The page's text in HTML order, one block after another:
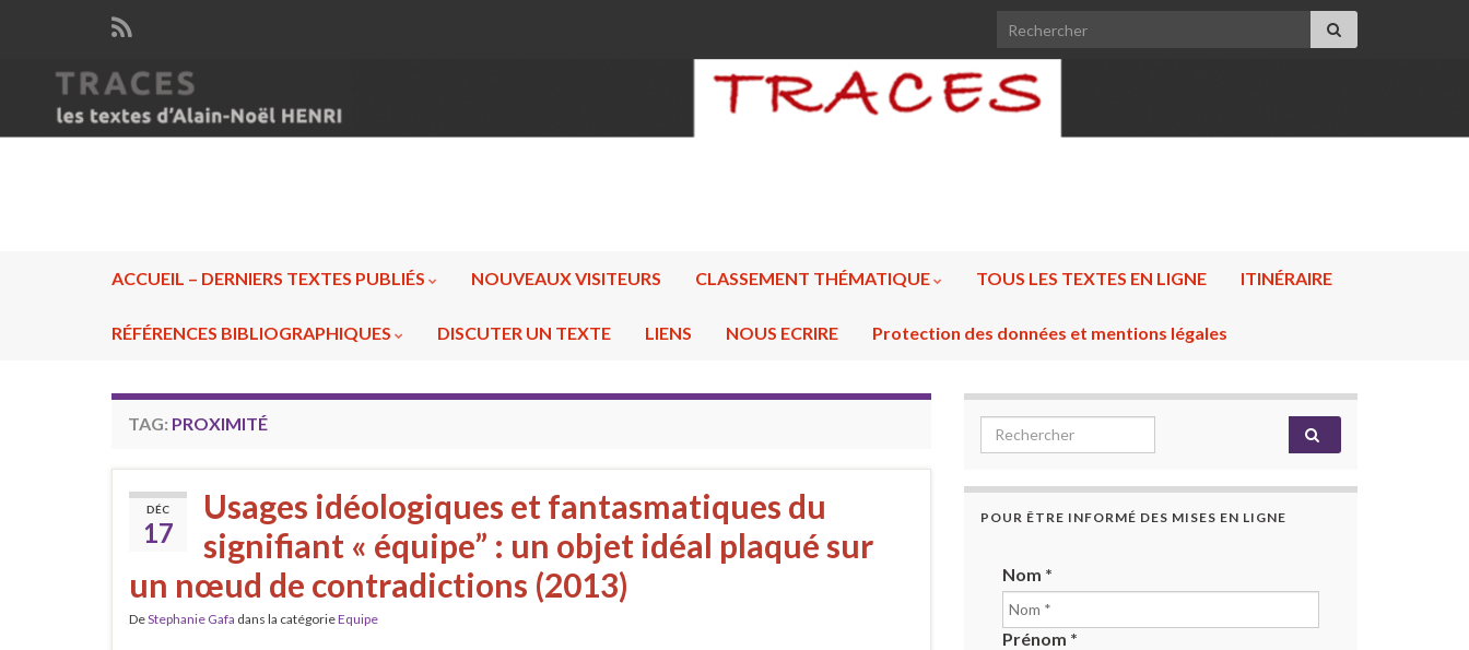
Search for:
ACCUEIL – DERNIERS TEXTES PUBLIÉS NOUVEAUX VISITEURS CLASSEMENT THÉMATIQUE TOUS LES TEXTES EN LIGNE ITINÉRAIRE
RÉFÉRENCES BIBLIOGRAPHIQUES DISCUTER UN TEXTE LIENS NOUS ECRIRE Protection des données et mentions légales
TAG: PROXIMITÉ
DÉC
17
Usages idéologiques et fantasmatiques du
signifiant « équipe” : un objet idéal plaqué sur
un nœud de contradictions (2013)
DeStephanie Gafa dans la catégorieEquipe
Search for:
POUR ÊTRE INFORMÉ DES MISES EN LIGNE
Nom *
Prénom *